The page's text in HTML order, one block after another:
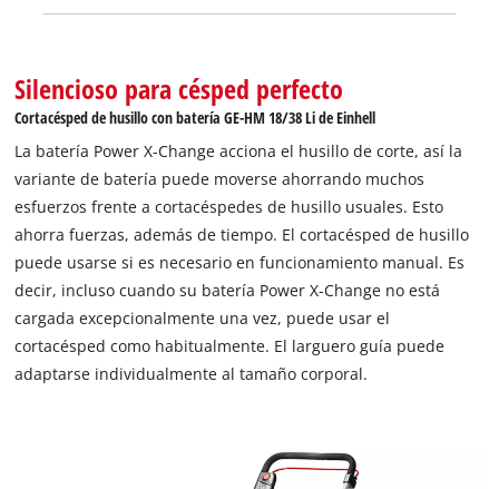
Silencioso para césped perfecto
Cortacésped de husillo con batería GE-HM 18/38 Li de Einhell
La batería Power X-Change acciona el husillo de corte, así la
variante de batería puede moverse ahorrando muchos
esfuerzos frente a cortacéspedes de husillo usuales. Esto
ahorra fuerzas, además de tiempo. El cortacésped de husillo
puede usarse si es necesario en funcionamiento manual. Es
decir, incluso cuando su batería Power X-Change no está
cargada excepcionalmente una vez, puede usar el
cortacésped como habitualmente. El larguero guía puede
adaptarse individualmente al tamaño corporal.